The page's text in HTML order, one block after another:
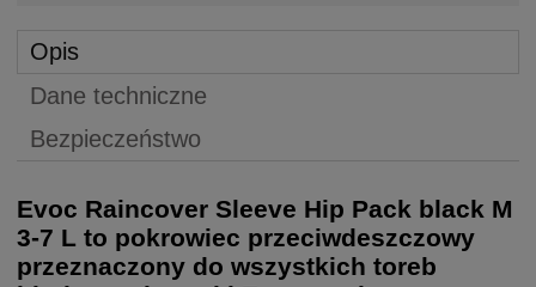
Opis
Dane techniczne
Bezpieczeństwo
Evoc Raincover Sleeve Hip Pack black M
3-7 L to pokrowiec przeciwdeszczowy
przeznaczony do wszystkich toreb